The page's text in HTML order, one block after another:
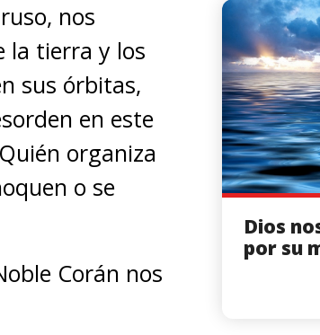
Dios
por su
nos
la tierra y los
sus órbitas,
en este
organiza
o se
Corán nos